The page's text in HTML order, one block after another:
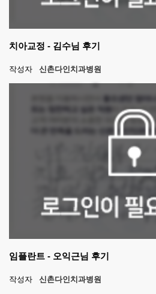
치아교정 - 김수님 후기
작성자 신촌다인치과병원
임플란트 - 오익근님 후기
작성자 신촌다인치과병원